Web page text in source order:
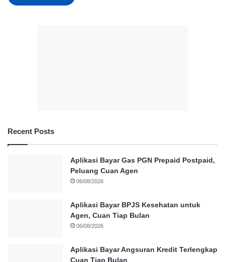
Recent Posts
Aplikasi Bayar Gas PGN Prepaid Postpaid,
Peluang Cuan Agen
06/08/2026
Aplikasi Bayar BPJS Kesehatan untuk
Agen, Cuan Tiap Bulan
06/08/2026
Aplikasi Bayar Angsuran Kredit Terlengkap
Cuan Tiap Bulan